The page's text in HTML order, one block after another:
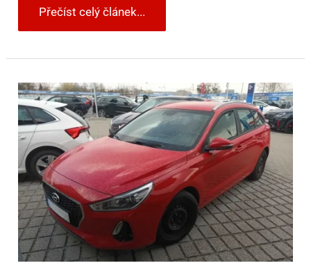
Přečíst celý článek...
Na
pohled
vypadají
dobře,
ale
jsou
nebezpečné:
bazarové
pasti,
na
které
lidé
stále
naletí